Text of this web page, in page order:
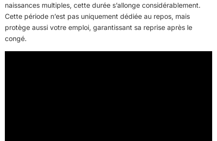
naissances multiples, cette durée s’allonge considérablement.
Cette période n’est pas uniquement dédiée au repos, mais
protège aussi votre emploi, garantissant sa reprise après le
congé.